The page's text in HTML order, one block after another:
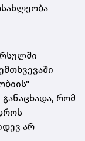
რომ
არ